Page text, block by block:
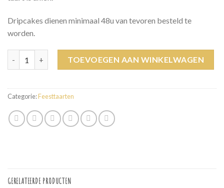
Dripcakes dienen minimaal 48u van tevoren besteld te
worden.
TOEVOEGEN AAN WINKELWAGEN
Categorie:Feesttaarten
GERELATEERDE PRODUCTEN